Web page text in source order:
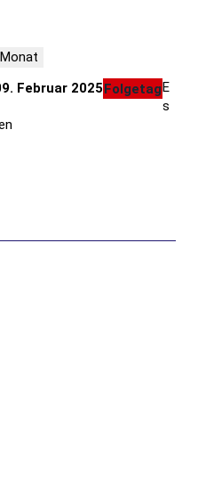
Februar 2025FolgetagE
s